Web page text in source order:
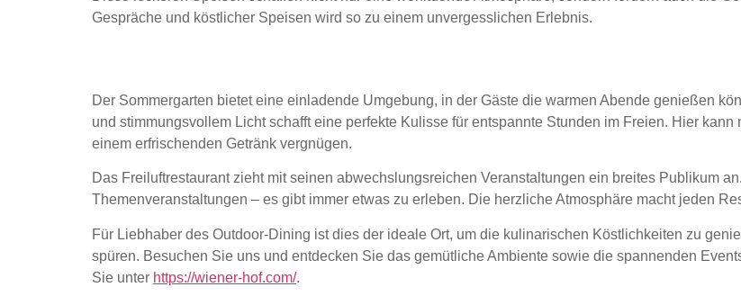
Gespräche und köstlicher Speisen wird so zu einem unvergesslichen Erlebnis.
Der Sommergarten bietet eine einladende Umgebung, in der Gäste die warmen Abende genießen
und stimmungsvollem Licht schafft eine perfekte Kulisse für entspannte Stunden im Freien. Hier
einem erfrischenden Getränk vergnügen.
Das Freiluftrestaurant zieht mit seinen abwechslungsreichen Veranstaltungen ein breites Publikum
Themenveranstaltungen – es gibt immer etwas zu erleben. Die herzliche Atmosphäre macht jeden
Für Liebhaber des Outdoor-Dining ist dies der ideale Ort, um die kulinarischen Köstlichkeiten zu
spüren. Besuchen Sie uns und entdecken Sie das gemütliche Ambiente sowie die spannenden
Sie unter https://wiener-hof.com/.